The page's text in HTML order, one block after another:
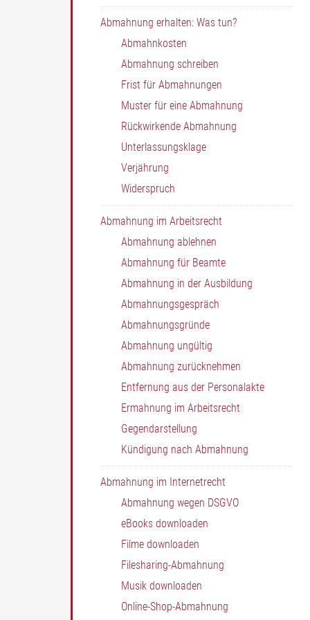
Abmahnung erhalten: Was tun?
Abmahnkosten
Abmahnung schreiben
Frist für Abmahnungen
Muster für eine Abmahnung
Rückwirkende Abmahnung
Unterlassungsklage
Verjährung
Widerspruch
Abmahnung im Arbeitsrecht
Abmahnung ablehnen
Abmahnung für Beamte
Abmahnung in der Ausbildung
Abmahnungsgespräch
Abmahnungsgründe
Abmahnung ungültig
Abmahnung zurücknehmen
Entfernung aus der Personalakte
Ermahnung im Arbeitsrecht
Gegendarstellung
Kündigung nach Abmahnung
Abmahnung im Internetrecht
Abmahnung wegen DSGVO
eBooks downloaden
Filme downloaden
Filesharing-Abmahnung
Musik downloaden
Online-Shop-Abmahnung